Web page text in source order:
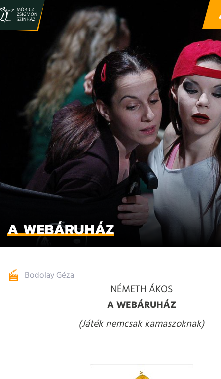
A WEBÁRUHÁZ
Bodolay Géza
NÉMETH ÁKOS
A WEBÁRUHÁZ
(Játék nemcsak kamaszoknak)